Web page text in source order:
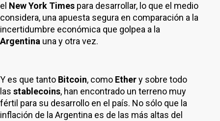
el New York Times para desarrollar, lo que el medio
considera, una apuesta segura en comparación a la
incertidumbre económica que golpea a la
Argentina una y otra vez.
Y es que tanto Bitcoin, como Ethery sobre todo
las stablecoins, han encontrado un terreno muy
fértil para su desarrollo en el país. No sólo que la
inflación de la Argentina es de las más altas del